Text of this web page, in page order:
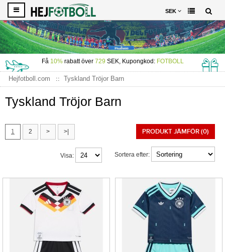
SEK
Få 10%rabatt över 729 SEK, Kupongkod: FOTBOLL
Hejfotboll.com Tyskland Tröjor Barn
Tyskland Tröjor Barn
1 2 > >| PRODUKT JÄMFÖR (0)
Sortera efter:
Visa: